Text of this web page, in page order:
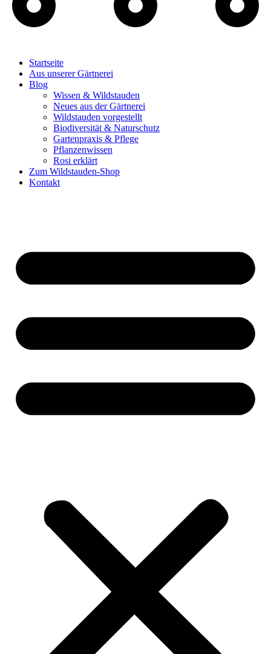
Startseite
Aus unserer Gärtnerei
Blog
Wissen & Wildstauden
Neues aus der Gärtnerei
Wildstauden vorgestellt
Biodiversität & Naturschutz
Gartenpraxis & Pflege
Pflanzenwissen
Rosi erklärt
Zum Wildstauden-Shop
Kontakt